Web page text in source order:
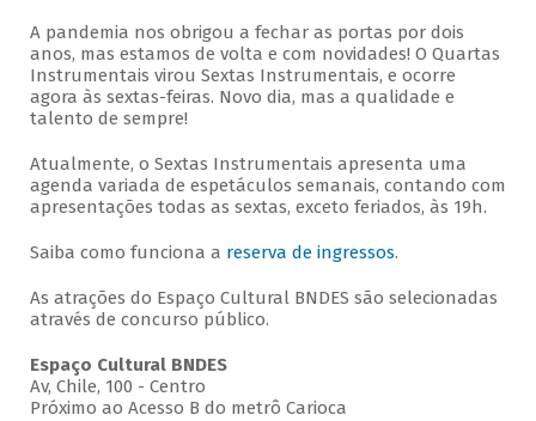
A pandemia nos obrigou a fechar as portas por dois
anos, mas estamos de volta e com novidades! O Quartas
Instrumentais virou Sextas Instrumentais, e ocorre
agora às sextas-feiras. Novo dia, mas a qualidade e
talento de sempre!
Atualmente, o Sextas Instrumentais apresenta uma
agenda variada de espetáculos semanais, contando com
apresentações todas as sextas, exceto feriados, às 19h.
Saiba como funciona a reserva de ingressos.
As atrações do Espaço Cultural BNDES são selecionadas
através de concurso público.
Espaço Cultural BNDES
Av, Chile, 100 - Centro
Próximo ao Acesso B do metrô Carioca